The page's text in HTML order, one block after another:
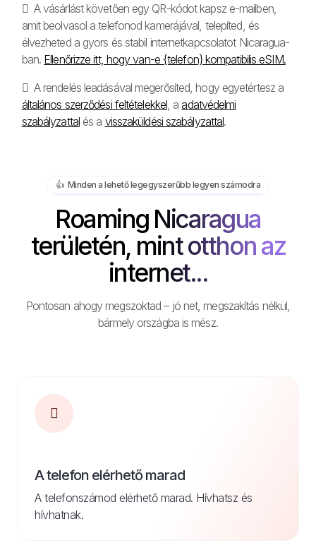
A vásárlást követően egy QR-kódot kapsz e-mailben,
amit beolvasol a telefonod kamerájával, telepíted, és
élvezheted a gyors és stabil internetkapcsolatot Nicaragua-
ban. Ellenőrizze itt, hogy van-e {telefon} kompatibilis eSIM.
A rendelés leadásával megerősíted, hogy egyetértesz a
általános szerződési feltételekkel , a adatvédelmi
szabályzattalés a visszaküldési szabályzattal.
👍️ Minden a lehető legegyszerűbb legyen számodra
Roaming Nicaragua
területén, mint otthon az
internet...
Pontosan ahogy megszoktad – jó net, megszakítás nélkül,
bármely országba is mész.
A telefon elérhető marad
A telefonszámod elérhető marad. Hívhatsz és
hívhatnak.